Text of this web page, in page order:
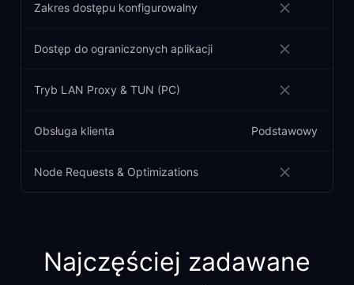
Zakres dostępu konfigurowalny
Dostęp do ograniczonych aplikacji
Tryb LAN Proxy & TUN (PC)
Obsługa klienta Podstawowy
Node Requests & Optimizations
Najczęściej zadawane